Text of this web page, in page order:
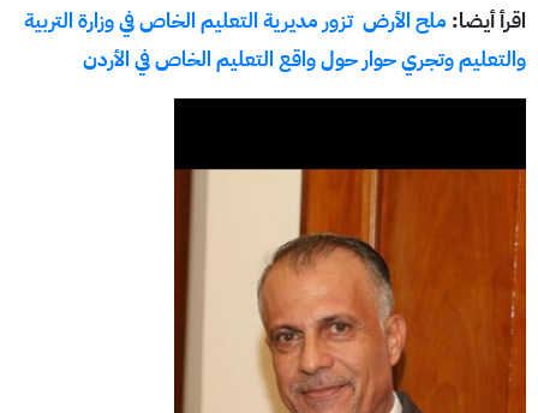
اقرأ أيضا: ملح الأرض تزور مديرية التعليم الخاص في وزارة التربية
والتعليم وتجري حوار حول واقع التعليم الخاص في الأردن